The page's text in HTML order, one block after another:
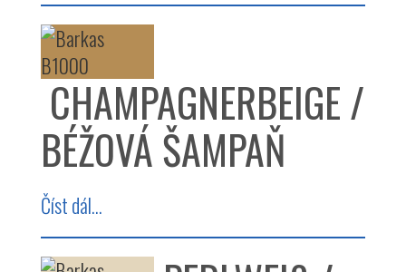
CHAMPAGNERBEIGE /
BÉŽOVÁ ŠAMPAŇ
Číst dál...